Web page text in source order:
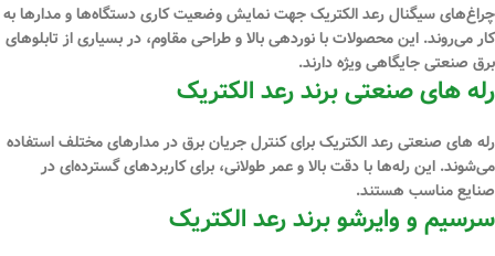
چراغ‌های سیگنال رعد الکتریک جهت نمایش وضعیت کاری دستگاه‌ها و مدارها به
کار می‌روند. این محصولات با نوردهی بالا و طراحی مقاوم، در بسیاری از تابلوهای
برق صنعتی جایگاهی ویژه دارند.
رله ‌های صنعتی برند رعد الکتریک
رله ‌های صنعتی رعد الکتریک برای کنترل جریان برق در مدارهای مختلف استفاده
می‌شوند. این رله‌ها با دقت بالا و عمر طولانی، برای کاربردهای گسترده‌ای در
صنایع مناسب هستند.
سرسیم و وایرشو برند رعد الکتریک